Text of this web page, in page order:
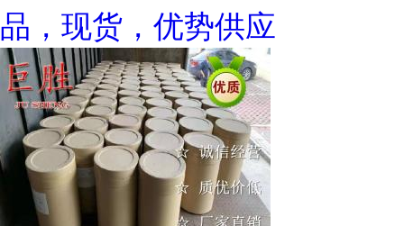
品，现货，优势供应